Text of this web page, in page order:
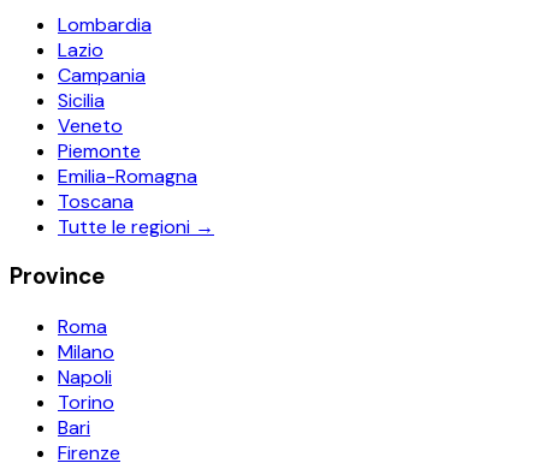
Lombardia
Lazio
Campania
Sicilia
Veneto
Piemonte
Emilia-Romagna
Toscana
Tutte le regioni →
Province
Roma
Milano
Napoli
Torino
Bari
Firenze